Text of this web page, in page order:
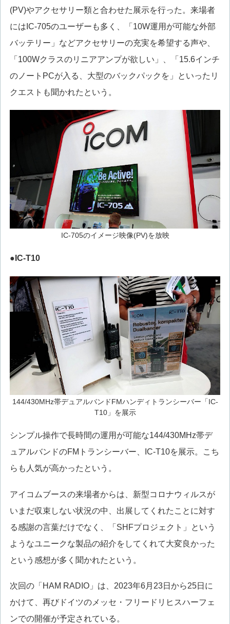
(PV)やアクセサリー類と合わせた展示を行った。来場者
にはIC-705のユーザーも多く、「10W運用が可能な外部
バッテリー」などアクセサリーの充実を希望する声や、
「100Wクラスのリニアアンプが欲しい」、「15.6インチ
のノートPCが入る、大型のバックパックを」といったリ
クエストも聞かれたという。
IC-705のイメージ映像(PV)を放映
●IC-T10
144/430MHz帯デュアルバンドFMハンディトランシーバー「IC-
T10」を展示
シンプル操作で長時間の運用が可能な144/430MHz帯デ
ュアルバンドのFMトランシーバー、IC-T10を展示。こち
らも人気が高かったという。
アイコムブースの来場者からは、新型コロナウィルスが
いまだ収束しない状況の中、出展してくれたことに対す
る感謝の言葉だけでなく、「SHFプロジェクト」という
ようなユニークな製品の紹介をしてくれて大変良かった
という感想が多く聞かれたという。
次回の「HAM RADIO」は、2023年6月23日から25日に
かけて、再びドイツのメッセ・フリードリヒスハーフェ
ンでの開催が予定されている。